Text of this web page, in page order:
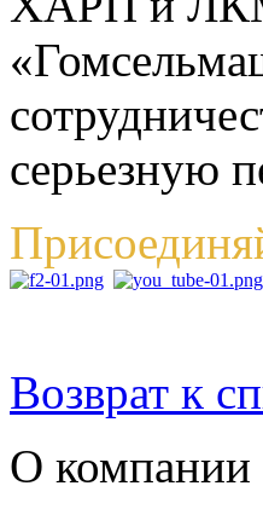
серьезную
Возврат к
О компании